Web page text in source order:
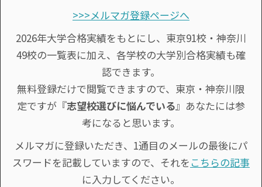
>>>メルマガ登録ページへ
2026年大学合格実績をもとにし、東京91校・神奈川
49校の一覧表に加え、各学校の大学別合格実績も確
認できます。
無料登録だけで閲覧できますので、東京・神奈川限
定ですが『志望校選びに悩んでいる』あなたには参
考になると思います。
メルマガに登録いただき、1通目のメールの最後にパ
スワードを記載していますので、それを こちらの記事
に入力してください。